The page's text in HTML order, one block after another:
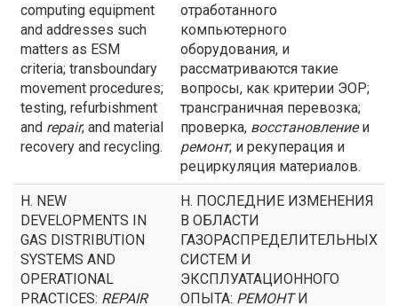
computing equipment
and addresses such
matters as ESM
criteria; transboundary
movement procedures;
testing, refurbishment
and repair; and material
recovery and recycling.
отработанного
компьютерного
оборудования, и
рассматриваются такие
вопросы, как критерии ЭОР;
трансграничная перевозка;
проверка, восстановлениеи
ремонт; и рекуперация и
рециркуляция материалов.
H. NEW
DEVELOPMENTS IN
GAS DISTRIBUTION
SYSTEMS AND
OPERATIONAL
PRACTICES: REPAIR
Н. ПОСЛЕДНИЕ ИЗМЕНЕНИЯ
В ОБЛАСТИ
ГАЗОРАСПРЕДЕЛИТЕЛЬНЫХ
СИСТЕМ И
ЭКСПЛУАТАЦИОННОГО
ОПЫТА: РЕМОНТИ